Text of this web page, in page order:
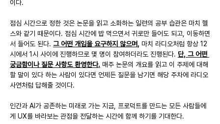
이다.
점심 시간으로 정한 것은 논문을 읽고 소화하는 일련의 공부 습관은 마치 헬
스와 같기 때문이다. 점심 시간에 밥 먹으면서 귀로만 들어도 되고, 이동하면
서 들어도 된다. 그 어떤 개입을 요구하지 않으며, 마치 라디오처럼 항상 12
시에서 1시 사이에 진행하므로 몇 명이 참여하더라도 진행된다. 단, 그 어떤
궁금함이나 질문 사항도 환영한다. 매주 논문의 개요를 읽고 이 주제에 대해
할 말이 있다 하는 사람이 있다면 언제든 질문을 남기면 해당 주차에 라디오
사연처럼 답해줄 것이다.
인간과 AI가 공존하는 미래로 가는 지금, 프로덕트를 만드는 모든 사람들에
게 UX를 바라보는 관점을 전달하는 시간에 함께 하기를 기대한다.